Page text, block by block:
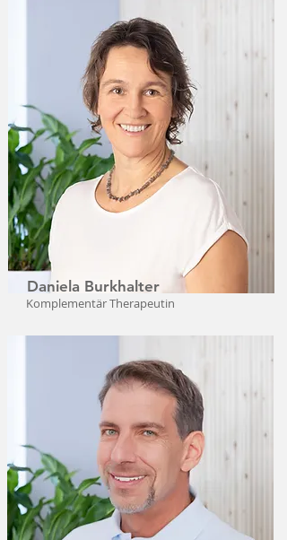
Daniela Burkhalter
Komplementär Therapeutin